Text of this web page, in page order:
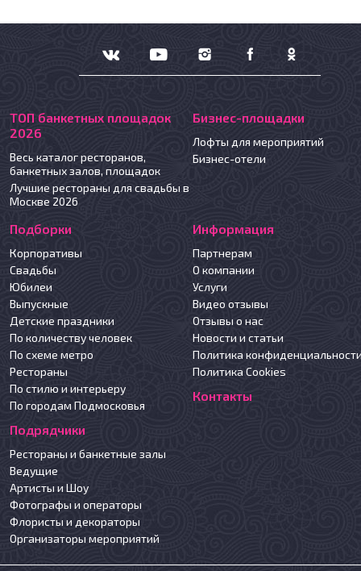
ТОП банкетных площадок
2026
Весь каталог ресторанов,
банкетных залов, площадок
Лучшие рестораны для свадьбы в
Москве 2026
Бизнес-площадки
Лофты для мероприятий
Бизнес-отели
Подборки
Корпоративы
Свадьбы
Юбилеи
Выпускные
Детские праздники
По количеству человек
По схеме метро
Рестораны
По стилю и интерьеру
По городам Подмосковья
Подрядчики
Рестораны и банкетные залы
Ведущие
Артисты и Шоу
Фотографы и операторы
Флористы и декораторы
Организаторы мероприятий
Информация
Партнерам
О компании
Услуги
Видео отзывы
Отзывы о нас
Новости и статьи
Политика
Политика Cookies
Контакты